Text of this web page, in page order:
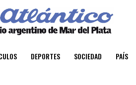
DEPORTES SOCIEDAD PAÍS